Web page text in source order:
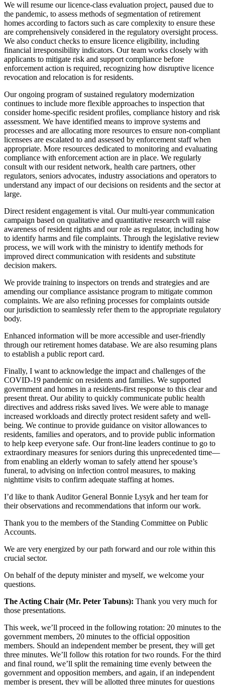
We will resume our licence-class evaluation project, paused due to
the pandemic, to assess methods of segmentation of retirement
homes according to factors such as care complexity to ensure these
are comprehensively considered in the regulatory oversight process.
We also conduct checks to ensure licence eligibility, including
financial irresponsibility indicators. Our team works closely with
applicants to mitigate risk and support compliance before
enforcement action is required, recognizing how disruptive licence
revocation and relocation is for residents.
Our ongoing program of sustained regulatory modernization
continues to include more flexible approaches to inspection that
consider home-specific resident profiles, compliance history and risk
assessment. We have identified means to improve systems and
processes and are allocating more resources to ensure non-compliant
licensees are escalated to and assessed by enforcement staff when
appropriate. More resources dedicated to monitoring and evaluating
compliance with enforcement action are in place. We regularly
consult with our resident network, health care partners, other
regulators, seniors advocates, industry associations and operators to
understand any impact of our decisions on residents and the sector at
large.
Direct resident engagement is vital. Our multi-year communication
campaign based on qualitative and quantitative research will raise
awareness of resident rights and our role as regulator, including how
to identify harms and file complaints. Through the legislative review
process, we will work with the ministry to identify methods for
improved direct communication with residents and substitute
decision makers.
We provide training to inspectors on trends and strategies and are
amending our compliance assistance program to mitigate common
complaints. We are also refining processes for complaints outside
our jurisdiction to seamlessly refer them to the appropriate regulatory
body.
Enhanced information will be more accessible and user-friendly
through our retirement homes database. We are also resuming plans
to establish a public report card.
Finally, I want to acknowledge the impact and challenges of the
COVID-19 pandemic on residents and families. We supported
government and homes in a residents-first response to this clear and
present threat. Our ability to quickly communicate public health
directives and address risks saved lives. We were able to manage
increased workloads and directly protect resident safety and well-
being. We continue to provide guidance on visitor allowances to
residents, families and operators, and to provide public information
to help keep everyone safe. Our front-line leaders continue to go to
extraordinary measures for seniors during this unprecedented time—
from enabling an elderly woman to safely attend her spouse’s
funeral, to advising on infection control measures, to making
nighttime visits to confirm adequate staffing at homes.
I’d like to thank Auditor General Bonnie Lysyk and her team for
their observations and recommendations that inform our work.
Thank you to the members of the Standing Committee on Public
Accounts.
We are very energized by our path forward and our role within this
crucial sector.
On behalf of the deputy minister and myself, we welcome your
questions.
The Acting Chair (Mr. Peter Tabuns): Thank you very much for
those presentations.
This week, we’ll proceed in the following rotation: 20 minutes to the
government members, 20 minutes to the official opposition
members. Should an independent member be present, they will get
three minutes. We’ll follow this rotation for two rounds. For the third
and final round, we’ll split the remaining time evenly between the
government and opposition members, and again, if an independent
member is present, they will be allotted three minutes for questions